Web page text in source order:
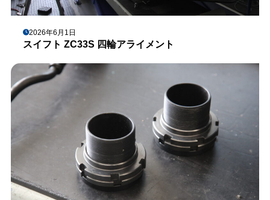
2026年6月1日
スイフト ZC33S 四輪アライメント